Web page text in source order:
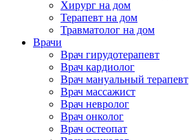
Хирург на дом
Терапевт на дом
Травматолог на дом
Врачи
Врач гирудотерапевт
Врач кардиолог
Врач мануальный терапевт
Врач массажист
Врач невролог
Врач онколог
Врач остеопат